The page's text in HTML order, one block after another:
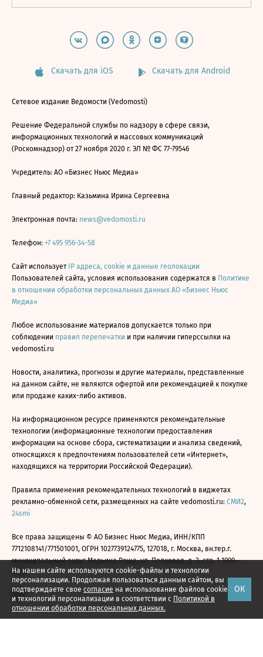
На нашем сайте используются cookie-файлы и технологии
персонализации. Продолжая пользоваться данным сайтом, вы
подтверждаете свое согласие на использование файлов cookie
и технологий персонализации в соответствии с Политикой в
отношении обработки персональных данных.
ОК
Скачать для iOS Скачать для Android
Сетевое издание Ведомости (Vedomosti)
Решение Федеральной службы по надзору в сфере связи,
информационных технологий и массовых коммуникаций
(Роскомнадзор) от 27 ноября 2020 г. ЭЛ № ФС 77-79546
Учредитель: АО «Бизнес Ньюс Медиа»
Главный редактор: Казьмина Ирина Сергеевна
Электронная почта: news@vedomosti.ru
Телефон: +7 495 956-34-58
Сайт использует IP адреса, cookie и данные геолокации
Пользователей сайта, условия использования содержатся в Политике
в отношении обработки персональных данных АО «Бизнес Ньюс
Медиа»
Любое использование материалов допускается только при
соблюдении правил перепечатки и при наличии гиперссылки на
vedomosti.ru
Новости, аналитика, прогнозы и другие материалы, представленные
на данном сайте, не являются офертой или рекомендацией к покупке
или продаже каких-либо активов.
На информационном ресурсе применяются рекомендательные
технологии (информационные технологии предоставления
информации на основе сбора, систематизации и анализа сведений,
относящихся к предпочтениям пользователей сети «Интернет»,
находящихся на территории Российской Федерации).
Правила применения рекомендательных технологий в виджетах
рекламно-обменной сети, размещенных на сайте vedomosti.ru: СМИ2,
24smi
Все права защищены © АО Бизнес Ньюс Медиа, ИНН/КПП
7712108141/771501001, ОГРН 1027739124775, 127018, г. Москва, вн.тер.г.
муниципальный округ Марьина Роща, ул. Полковая, д. 3, стр. 1 1999—
2026